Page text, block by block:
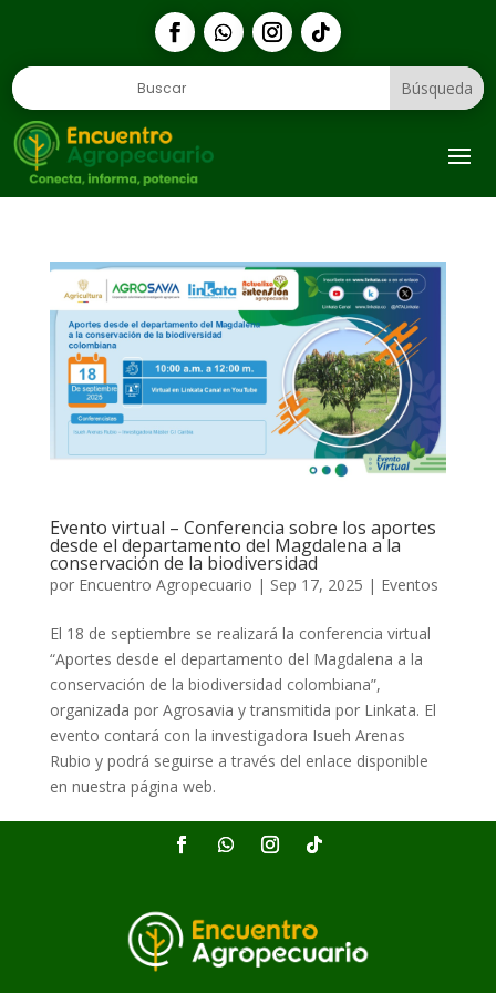
Evento virtual – Conferencia sobre los aportes
desde el departamento del Magdalena a la
conservación de la biodiversidad
por Encuentro Agropecuario | Sep 17, 2025 | Eventos
El 18 de septiembre se realizará la conferencia virtual
“Aportes desde el departamento del Magdalena a la
conservación de la biodiversidad colombiana”,
organizada por Agrosavia y transmitida por Linkata. El
evento contará con la investigadora Isueh Arenas
Rubio y podrá seguirse a través del enlace disponible
en nuestra página web.